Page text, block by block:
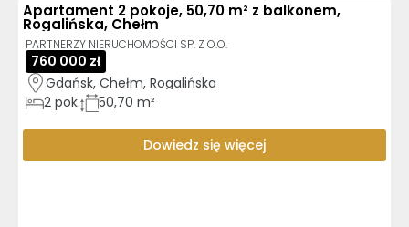
Apartament 2 pokoje, 50,70 m² z balkonem,
Rogalińska, Chełm
PARTNERZY NIERUCHOMOŚCI SP. Z O.O.
760 000 zł
Gdańsk, Chełm, Rogalińska
2 pok. 50,70 m²
Dowiedz się więcej